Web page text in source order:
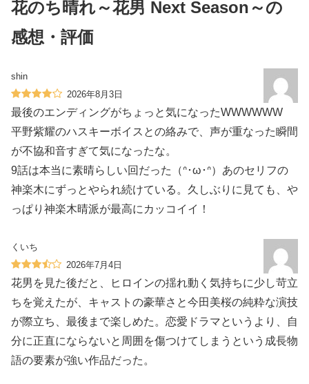
花のち晴れ～花男 Next Season～の
感想・評価
shin
2026年8月3日
最後のエンディングがちょっと気になったWWWWWW
平野紫耀のハスキーボイスとの絡みで、声が重なった瞬間
が不協和音すぎて気になったな。
9話は本当に素晴らしい回だった（ᐢ･ω･ᐢ）あのセリフの
神楽木にずっとやられ続けている。久しぶりに見ても、や
っぱり神楽木晴派が最高にカッコイイ！
くいち
2026年7月4日
花男を見た後だと、ヒロインの揺れ動く気持ちに少し苛立
ちを覚えたが、キャストの豪華さと今田美桜の純粋な演技
が際立ち、最後まで楽しめた。恋愛ドラマというより、自
分に正直にならないと周囲を傷つけてしまうという成長物
語の要素が強い作品だった。